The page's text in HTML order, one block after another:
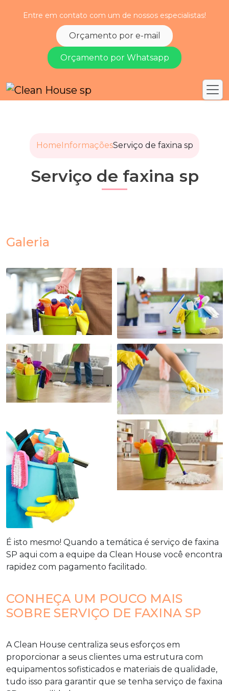
Entre em contato com um de nossos especialistas!
Orçamento por e-mail
Orçamento por Whatsapp
Home InformaçõesServiço de faxina sp
Serviço de faxina sp
Galeria
É isto mesmo! Quando a temática é serviço de faxina
SP aqui com a equipe da Clean House você encontra
rapidez com pagamento facilitado.
CONHEÇA UM POUCO MAIS
SOBRE SERVIÇO DE FAXINA SP
A Clean House centraliza seus esforços em
proporcionar a seus clientes uma estrutura com
equipamentos sofisticados e materiais de qualidade,
tudo isso para garantir que se tenha serviço de faxina